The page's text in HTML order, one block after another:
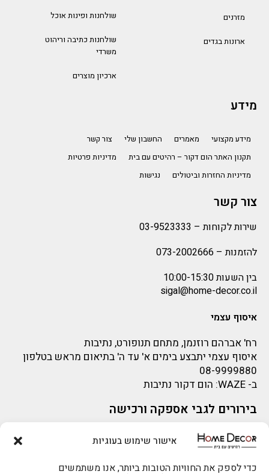
אישור שימוש בעוגיות
כדי לספק את החוויות הטובות ביותר, אנו משתמשים
מזרנים
ארונות בגדים
שולחנות ופינות אוכל
שולחנות כתיבה וריהוט
משרדי
ארכיון מוצרים
מידע
מידע מקצועי מאמרים החשבון שלי
צור קשר
תקנון האתר הום דקור – רהיטים עם בית
מדיניות פרטיות
מדיניות החזרות וביטולים
נגישות
צור קשר
שירות לקוחות – 03-9523333
להזמנות – 073-2002666
בין השעות 10:00-15:30
sigal@home-decor.co.il
איסוף עצמי
רח' אברהם רוזנמן, מתחם תנופורט, נתיבות
איסוף עצמי יתבצע בימים א' עד ה' בתיאום מראש בטלפון
08-9999880
ב- WAZE: הום דקור נתיבות
בירורים לגבי אספקה ורכישה
בירור לגבי אספקה -ניתן לפנות למייל:
sigal@home-decor.co.il
פניות לפני רכישה – ניתן לפנות למייל: omer@home-
decor.co.il